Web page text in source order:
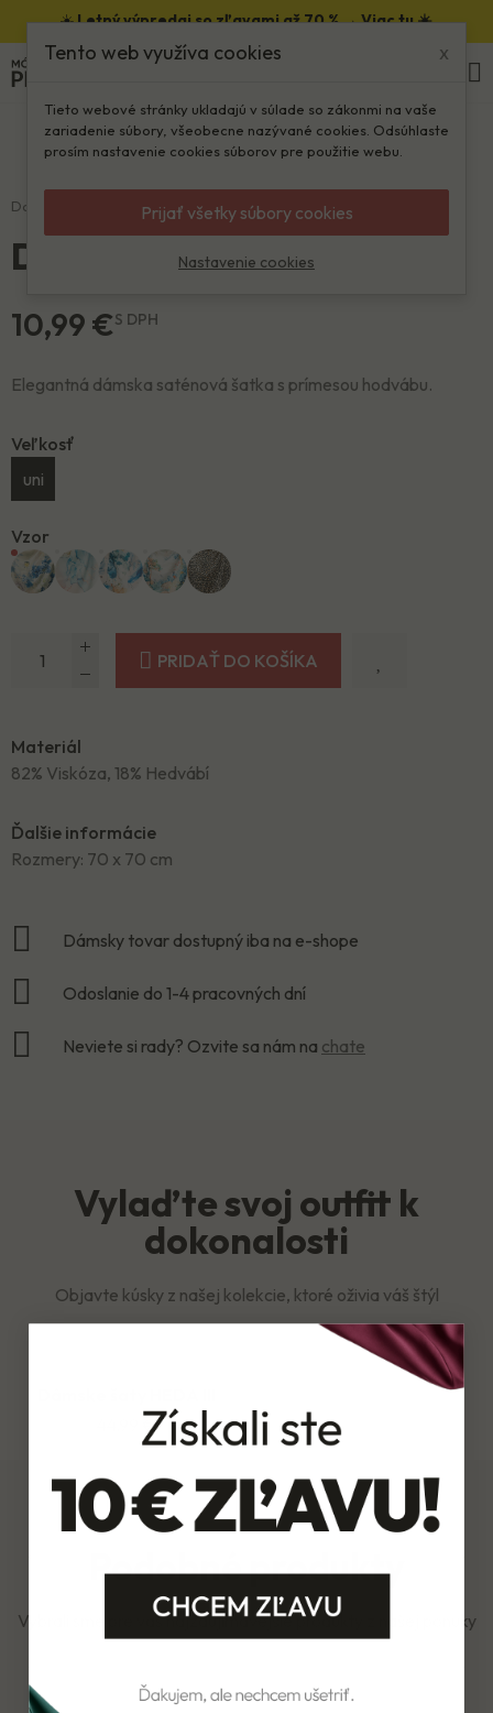
☀️Letný výpredaj so zľavami až 70 % →Viac tu ☀️
0
Domov Doplňky Dámska šatka ABSTRACT
Dámska šatka ABSTRACT
10,99 €S DPH
Elegantná dámska saténová šatka s prímesou hodvábu.
Veľkosť
uni
Vzor
PRIDAŤ DO KOŠÍKA
Materiál
82% Viskóza, 18% Hedvábí
Ďalšie informácie
Rozmery: 70 x 70 cm
Dámsky tovar dostupný iba na e-shope
Odoslanie do 1-4 pracovných dní
Neviete si rady? Ozvite sa nám na chate
Vylaďte svoj outfit k
dokonalosti
Objavte kúsky z našej kolekcie, ktoré oživia váš štýl
44,99 €
Podobné produkty
Vybrali sme pre vás najzaujímavejšie produkty z našej ponuky
Tento web využíva cookies x
Tieto webové stránky ukladajú v súlade so zákonmi na vaše
zariadenie súbory, všeobecne nazývané cookies. Odsúhlaste
prosím nastavenie cookies súborov pre použitie webu.
Prijať všetky súbory cookies
Nastavenie cookies